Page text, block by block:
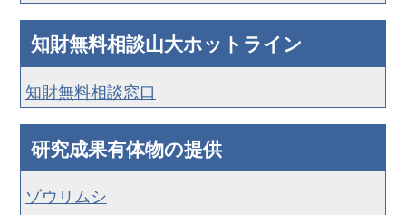
知財無料相談山大ホットライン
知財無料相談窓口
研究成果有体物の提供
ゾウリムシ